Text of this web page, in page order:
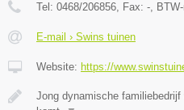
Tel: 0468/206856, Fax: -,
E-mail › Swins tuinen
Website: https://
Jong dynamische